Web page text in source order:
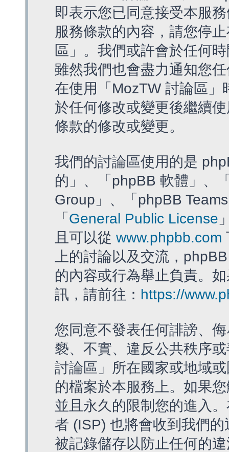
即表示您已同意接受本服
服務條款的內容，請您停
區」。我們或許會於任何
雖然我們也會盡力通知您
在使用「MozTW 討論區
於任何修改或變更後繼續
條款的修改或變更。
我們的討論區使用的是
的」、「phpBB 軟體」、
Group」、「phpBB
「 General Public License
且可以從 www.phpbb.com
上的討論以及交流，
的內容或行為舉止負責。
訊，請前往： https://
您同意不發表任何誹謗、
褻、不實、違反公共秩序
討論區」所在國家或地域
的檔案於本服務上。如果
並且永久的限制您的進入
者 (ISP) 也將會收到我們
被記錄儲存以防止任何的